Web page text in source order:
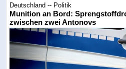
Deutschland -- Politik
Munition an Bord:
zwischen zwei Antonovs